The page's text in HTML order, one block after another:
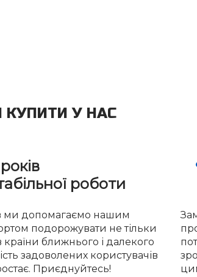
КУПИТИ У НАС
років
роботи
ми допомагаємо нашим
подорожувати не тільки
країни ближнього і далекого
задоволених користувачів
Приєднуйтесь!